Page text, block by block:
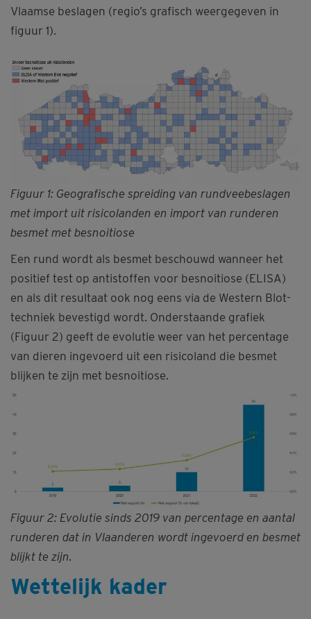
Vlaamse beslagen (regio’s grafisch weergegeven in
figuur 1).
Figuur 1: Geografische spreiding van rundveebeslagen
met import uit risicolanden en import van runderen
besmet met besnoitiose
Een rund wordt als besmet beschouwd wanneer het
positief test op antistoffen voor besnoitiose (ELISA)
en als dit resultaat ook nog eens via de Western Blot-
techniek bevestigd wordt. Onderstaande grafiek
(Figuur 2) geeft de evolutie weer van het percentage
van dieren ingevoerd uit een risicoland die besmet
blijken te zijn met besnoitiose.
Figuur 2: Evolutie sinds 2019 van percentage en aantal
runderen dat in Vlaanderen wordt ingevoerd en besmet
blijkt te zijn.
Wettelijk kader